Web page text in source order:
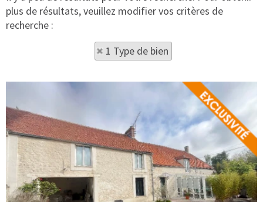
plus de résultats, veuillez modifier vos critères de
recherche :
1 Type de bien